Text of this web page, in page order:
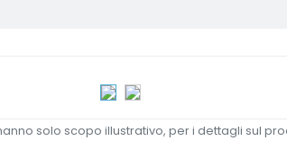
solo scopo illustrativo, per i dettagli sul